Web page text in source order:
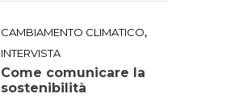
CAMBIAMENTO CLIMATICO,
INTERVISTA
Come comunicare la
sostenibilità